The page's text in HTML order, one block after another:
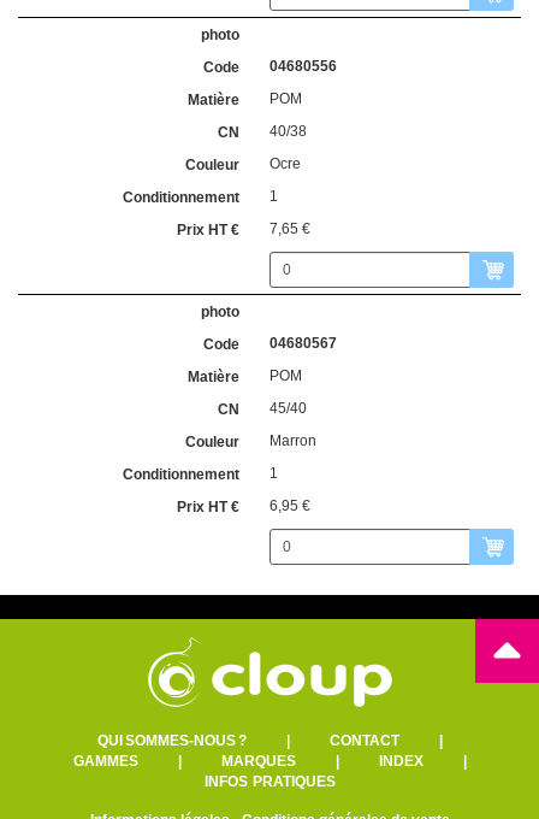
04680556
POM
40/38
Ocre
1
7,65 €
04680567
POM
45/40
Marron
1
6,95 €
QUI SOMMES-NOUS ?| CONTACT|
GAMMES| MARQUES| INDEX|
INFOS PRATIQUES